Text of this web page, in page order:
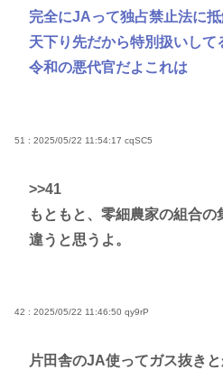
完全にJAって独占禁止法に
天下り先だから特別扱いして
令和の悪代官だよこれは
51 : 2025/05/22 11:54:17 cqSC5
>>41
もともと、零細農家の組合
違うと思うよ。
42 : 2025/05/22 11:46:50 qy9rP
片田舎のJA使ってガス抜き